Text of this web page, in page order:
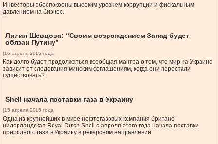
Инвесторы обеспокоены высоким уровнем коррупции и фискальным
давлением на бизнес.
Лилия Шевцова: “Своим возрождением Запад будет
обязан Путину”
[16 апреля 2015 года]
Как долго будет продолжаться всеобщая мантра о том, что мир на Украине
зависит от следования минским соглашениям, когда они перестали
существовать?
Shell начала поставки газа в Украину
[15 апреля 2015 года]
Одна из крупнейших в мире нефтегазовых компания британо-
нидерландская Royal Dutch Shell с апреля этого года начала поставки
природного газа в Украину в реверсном направлении